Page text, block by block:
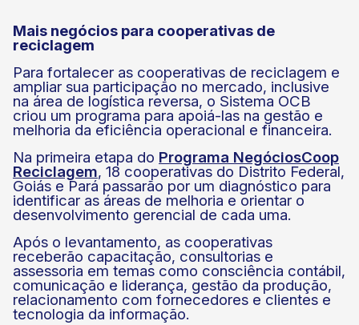
Mais negócios para cooperativas de
reciclagem
Para fortalecer as cooperativas de reciclagem e
ampliar sua participação no mercado, inclusive
na área de logística reversa, o Sistema OCB
criou um programa para apoiá-las na gestão e
melhoria da eficiência operacional e financeira.
Na primeira etapa do Programa NegóciosCoop
Reciclagem, 18 cooperativas do Distrito Federal,
Goiás e Pará passarão por um diagnóstico para
identificar as áreas de melhoria e orientar o
desenvolvimento gerencial de cada uma.
Após o levantamento, as cooperativas
receberão capacitação, consultorias e
assessoria em temas como consciência contábil,
comunicação e liderança, gestão da produção,
relacionamento com fornecedores e clientes e
tecnologia da informação.